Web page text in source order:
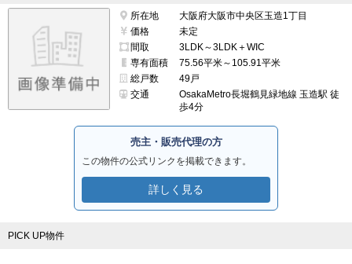
所在地
大阪府大阪市中央区玉造1丁目
価格
未定
間取
3LDK～3LDK＋WIC
専有面積
75.56平米～105.91平米
総戸数
49戸
交通
OsakaMetro長堀鶴見緑地線 玉造駅 徒
歩4分
売主・販売代理の方
この物件の公式リンクを掲載できます。
詳しく見る
PICK UP物件